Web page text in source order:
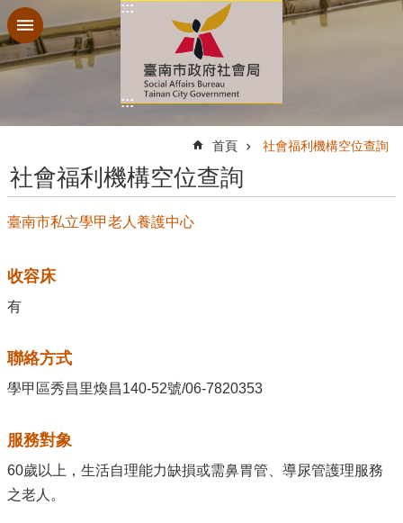
跳到主要內容區塊
:::
:::
首頁 社會福利機構空位查詢
社會福利機構空位查詢
臺南市私立學甲老人養護中心
收容床
有
聯絡方式
學甲區秀昌里煥昌140-52號/06-7820353
服務對象
60歲以上，生活自理能力缺損或需鼻胃管、導尿管護理服務
之老人。